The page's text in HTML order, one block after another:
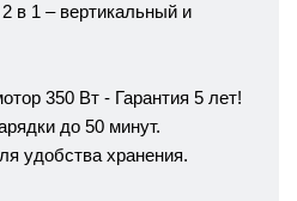
в 1 – вертикальный и
350 Вт - Гарантия 5 лет!
до 50 минут.
удобства хранения.